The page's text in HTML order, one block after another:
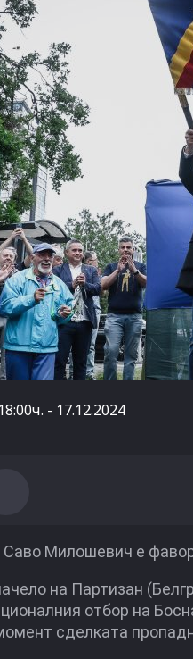
18:00ч. - 17.12.2024
Милошевич е
на Партизан
отбор на
сделката